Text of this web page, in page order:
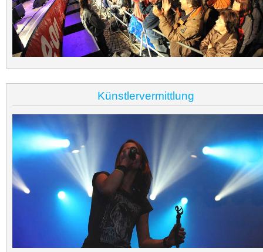
Künstlervermittlung